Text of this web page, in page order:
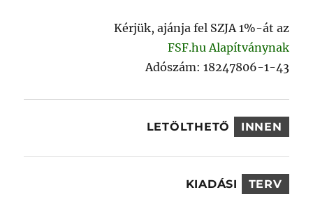
Kérjük, ajánja fel SZJA 1%-át az
FSF.hu Alapítványnak
Adószám: 18247806-1-43
LETÖLTHETŐ INNEN
KIADÁSI TERV